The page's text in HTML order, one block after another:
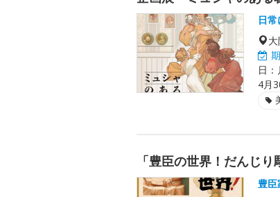
日常
日
4月
「豊臣の世界！だんじり
豊臣